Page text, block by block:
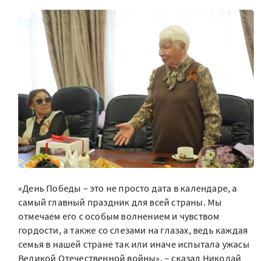
«День Победы – это не просто дата в календаре, а
самый главный праздник для всей страны. Мы
отмечаем его с особым волнением и чувством
гордости, а также со слезами на глазах, ведь каждая
семья в нашей стране так или иначе испытала ужасы
Великой Отечественной войны», – сказал Николай